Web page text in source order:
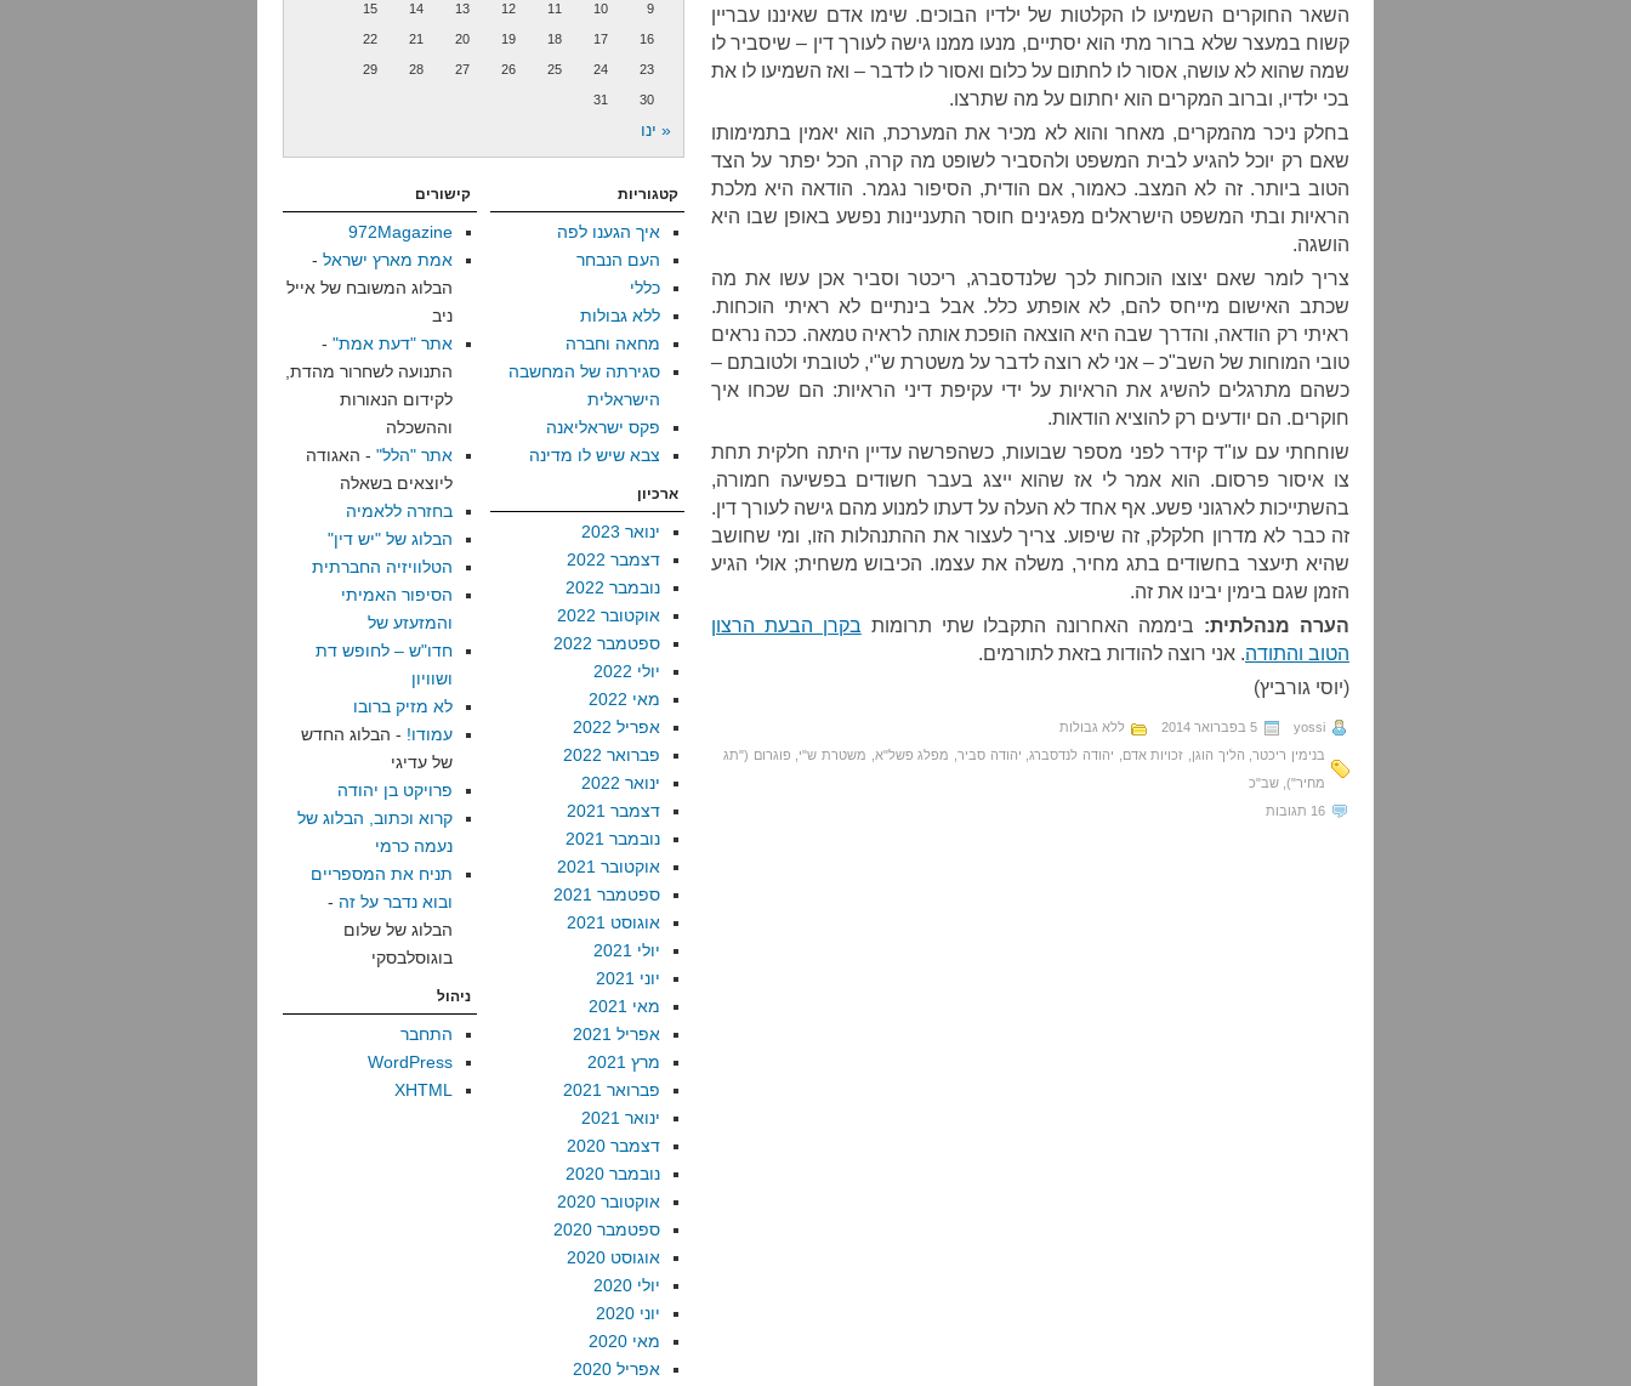
השאר החוקרים השמיעו לו הקלטות של ילדיו הבוכים. שימו אדם שאיננו עבריין
קשוח במעצר שלא ברור מתי הוא יסתיים, מנעו ממנו גישה לעורך דין – שיסביר לו
שמה שהוא לא עושה, אסור לו לחתום על כלום ואסור לו לדבר – ואז השמיעו לו את
בכי ילדיו, וברוב המקרים הוא יחתום על מה שתרצו.
בחלק ניכר מהמקרים, מאחר והוא לא מכיר את המערכת, הוא יאמין בתמימותו
שאם רק יוכל להגיע לבית המשפט ולהסביר לשופט מה קרה, הכל יפתר על הצד
הטוב ביותר. זה לא המצב. כאמור, אם הודית, הסיפור נגמר. הודאה היא מלכת
הראיות ובתי המשפט הישראלים מפגינים חוסר התעניינות נפשע באופן שבו היא
הושגה.
צריך לומר שאם יצוצו הוכחות לכך שלנדסברג, ריכטר וסביר אכן עשו את מה
שכתב האישום מייחס להם, לא אופתע כלל. אבל בינתיים לא ראיתי הוכחות.
ראיתי רק הודאה, והדרך שבה היא הוצאה הופכת אותה לראיה טמאה. ככה נראים
טובי המוחות של השב"כ – אני לא רוצה לדבר על משטרת ש"י, לטובתי ולטובתם –
כשהם מתרגלים להשיג את הראיות על ידי עקיפת דיני הראיות: הם שכחו איך
חוקרים. הם יודעים רק להוציא הודאות.
שוחחתי עם עו"ד קידר לפני מספר שבועות, כשהפרשה עדיין היתה חלקית תחת
צו איסור פרסום. הוא אמר לי אז שהוא ייצג בעבר חשודים בפשיעה חמורה,
בהשתייכות לארגוני פשע. אף אחד לא העלה על דעתו למנוע מהם גישה לעורך דין.
זה כבר לא מדרון חלקלק, זה שיפוע. צריך לעצור את ההתנהלות הזו, ומי שחושב
שהיא תיעצר בחשודים בתג מחיר, משלה את עצמו. הכיבוש משחית; אולי הגיע
הזמן שגם בימין יבינו את זה.
הערה מנהלתית: ביממה האחרונה התקבלו שתי תרומות בקרן הבעת הרצון
הטוב והתודה. אני רוצה להודות בזאת לתורמים.
(יוסי גורביץ)
yossi 5 בפברואר 2014
ללא גבולות
בנימין ריכטר, הליך הוגן זכויות אדם יהודה לנדסברג, יהודה סביר, מפלג פשל"א משטרת ש"י
פוגרום ("תג
מחיר") שב"כ
16 תגובות
9
10
11
12
13
14
15
16
17
18
19
20
21
22
23
24
25
26
27
28
29
30
31
« ינו
קטגוריות
איך הגענו לפה
העם הנבחר
כללי
ללא גבולות
מחאה וחברה
סגירתה של המחשבה
הישראלית
פקס ישראליאנה
צבא שיש לו מדינה
ארכיון
ינואר 2023
דצמבר 2022
נובמבר 2022
אוקטובר 2022
ספטמבר 2022
יולי 2022
מאי 2022
אפריל 2022
פברואר 2022
ינואר 2022
דצמבר 2021
נובמבר 2021
אוקטובר 2021
ספטמבר 2021
אוגוסט 2021
יולי 2021
יוני 2021
מאי 2021
אפריל 2021
מרץ 2021
פברואר 2021
ינואר 2021
דצמבר 2020
נובמבר 2020
אוקטובר 2020
ספטמבר 2020
אוגוסט 2020
יולי 2020
יוני 2020
מאי 2020
אפריל 2020
קישורים
972Magazine
אמת מארץ ישראל -
הבלוג המשובח של אייל
ניב
אתר "דעת אמת" -
התנועה לשחרור מהדת,
לקידום הנאורות
וההשכלה
אתר "הלל" - האגודה
ליוצאים בשאלה
בחזרה ללאמיה
הבלוג של "יש דין"
הטלוויזיה החברתית
הסיפור האמיתי
והמזעזע של
חדו"ש – לחופש דת
ושוויון
לא מזיק ברובו
עמודו! - הבלוג החדש
של עדיגי
פרויקט בן יהודה
קרוא וכתוב, הבלוג של
נעמה כרמי
תניח את המספריים
ובוא נדבר על זה -
הבלוג של שלום
בוגוסלבסקי
ניהול
התחבר
WordPress
XHTML